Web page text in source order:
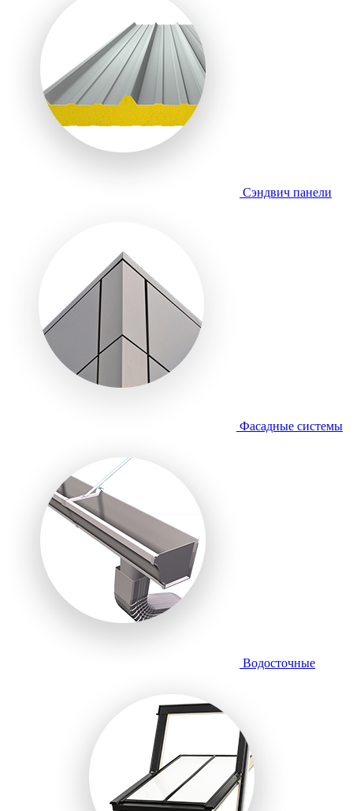
Сэндвич панели
Фасадные системы
Водосточные